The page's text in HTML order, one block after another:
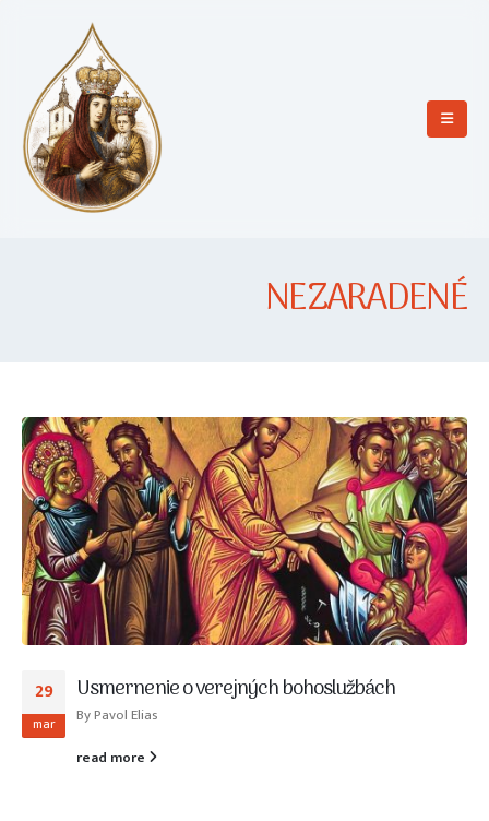
NEZARADENÉ
29
mar
Usmernenie o verejných bohoslužbách
ByPavol Elias
read more